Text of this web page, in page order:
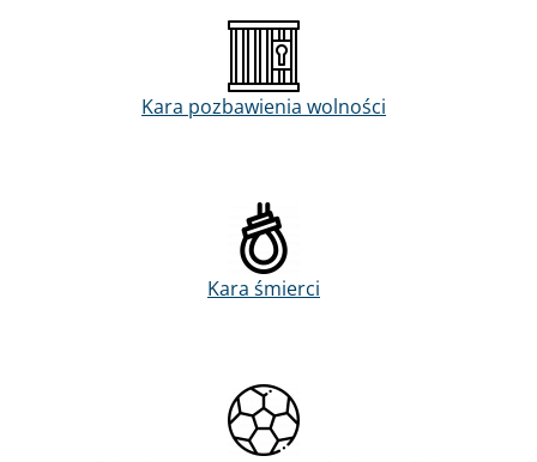
Kara pozbawienia wolności
Kara śmierci